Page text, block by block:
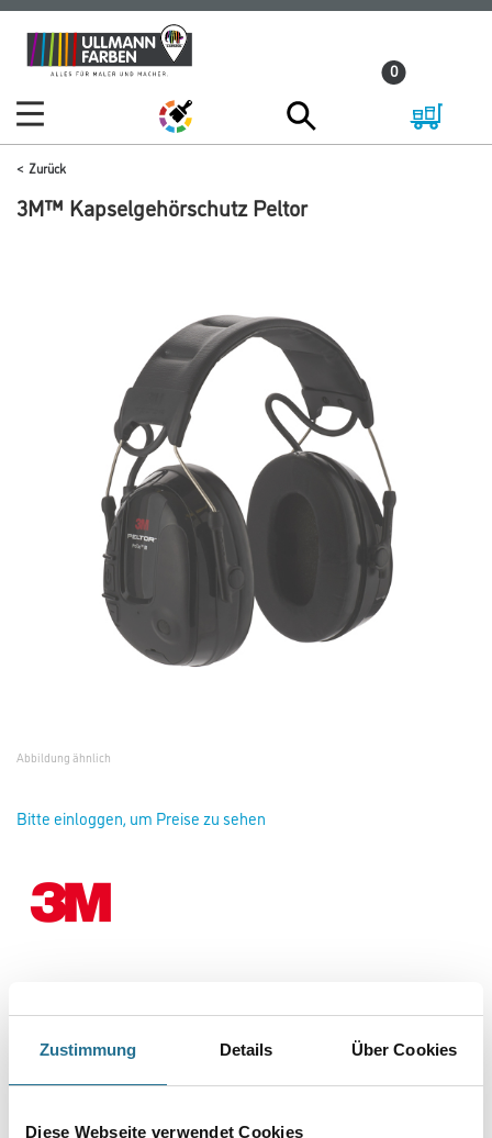
Zustimmung Details Über Cookies
Diese Webseite verwendet Cookies
Zum
Inhalt
Zum
Navigationsmenü
0
Zurück
3M™ Kapselgehörschutz Peltor
Abbildung ähnlich
Bitte einloggen, um Preise zu sehen
#PROTACSC1
Art-Nr.: 4014-001269
Größe